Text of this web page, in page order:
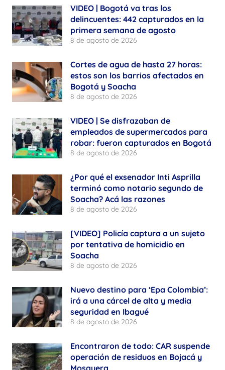
VIDEO | Bogotá va tras los
delincuentes: 442 capturados en la
primera semana de agosto
8 de agosto de 2026
Cortes de agua de hasta 27 horas:
estos son los barrios afectados en
Bogotá y Soacha
8 de agosto de 2026
VIDEO | Se disfrazaban de
empleados de supermercados para
robar: fueron capturados en Bogotá
8 de agosto de 2026
¿Por qué el exsenador Inti Asprilla
terminó como notario segundo de
Soacha? Acá las razones
8 de agosto de 2026
[VIDEO] Policía captura a un sujeto
por tentativa de homicidio en
Soacha
8 de agosto de 2026
Nuevo destino para ‘Epa Colombia’:
irá a una cárcel de alta y media
seguridad en Ibagué
8 de agosto de 2026
Encontraron de todo: CAR suspende
operación de residuos en Bojacá y
Mosquera